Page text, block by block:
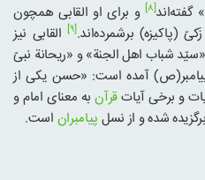
گفته‌اند[۸]
و برای او القابی همچون
(پاکیزه) برشمرده‌اند.[۹]
القابی نیز
شباب اهل الجنة» و «ریحانة نبیّ
پیامبر(ص) آمده است: «حسن یکی از
و برخی آیاتقرآنبه معنای امام و
شده و از نسل پیامبران است.